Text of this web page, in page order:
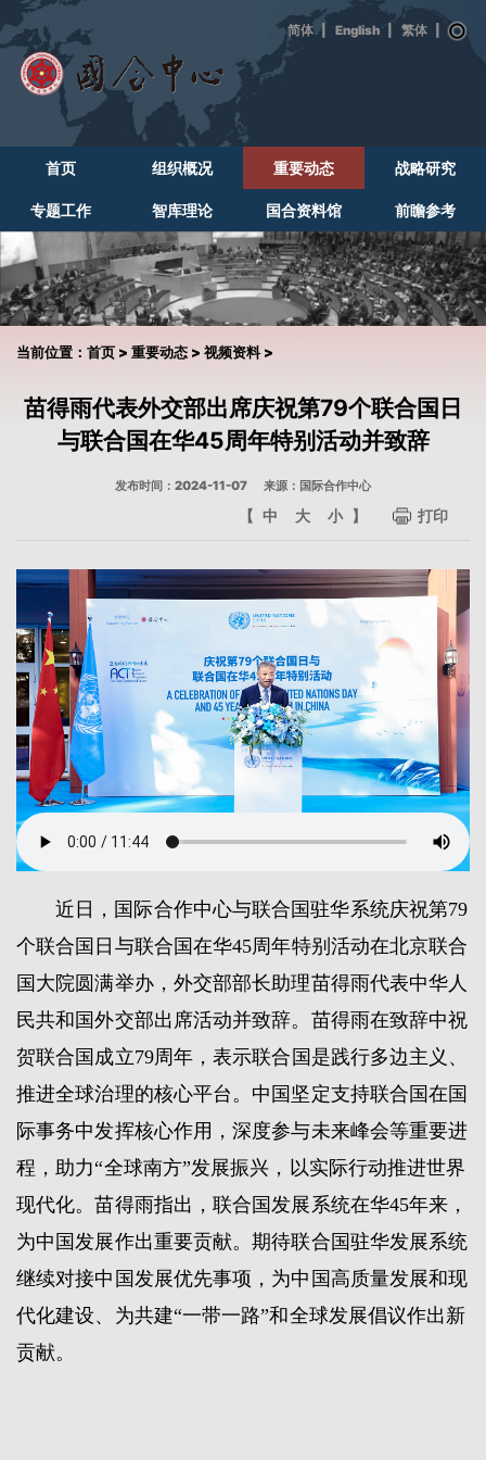
| English
首页 组织概况 重要动态 战略研究
专题工作 智库理论 国合资料馆 前瞻参考
当前位置： 首页 > 重要动态 > 视频资料>
苗得雨代表外交部出席庆祝第79个联合国日
与联合国在华45周年特别活动并致辞
发布时间：2024-11-07 来源：国际合作中心
【 中 大 小 】 打印
近日，国际合作中心与联合国驻华系统庆祝第79
个联合国日与联合国在华45周年特别活动在北京联合
国大院圆满举办，外交部部长助理苗得雨代表中华人
民共和国外交部出席活动并致辞。苗得雨在致辞中祝
贺联合国成立79周年，表示联合国是践行多边主义、
推进全球治理的核心平台。中国坚定支持联合国在国
际事务中发挥核心作用，深度参与未来峰会等重要进
程，助力“全球南方”发展振兴，以实际行动推进世界
现代化。苗得雨指出，联合国发展系统在华45年来，
为中国发展作出重要贡献。期待联合国驻华发展系统
继续对接中国发展优先事项，为中国高质量发展和现
代化建设、为共建“一带一路”和全球发展倡议作出新
贡献。